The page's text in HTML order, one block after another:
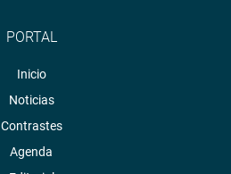
PORTAL
Inicio
Noticias
Contrastes
Agenda